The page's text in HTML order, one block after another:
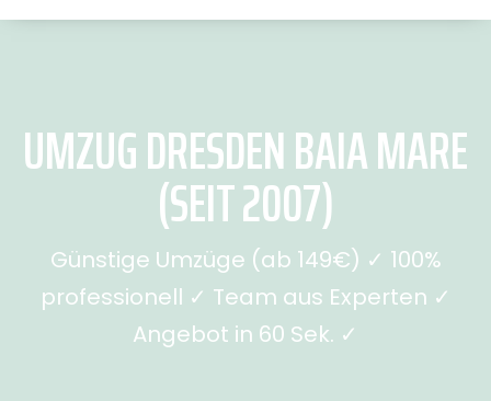
UMZUG DRESDEN BAIA MARE
(SEIT 2007)
Günstige Umzüge (ab 149€) ✓ 100%
professionell ✓ Team aus Experten ✓
Angebot in 60 Sek. ✓